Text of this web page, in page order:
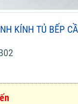
KÍNH TỦ BẾP